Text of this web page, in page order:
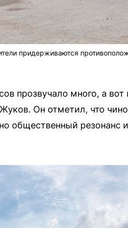
придерживаются
прозвучало много, а вот
Он отметил, что
общественный резонанс